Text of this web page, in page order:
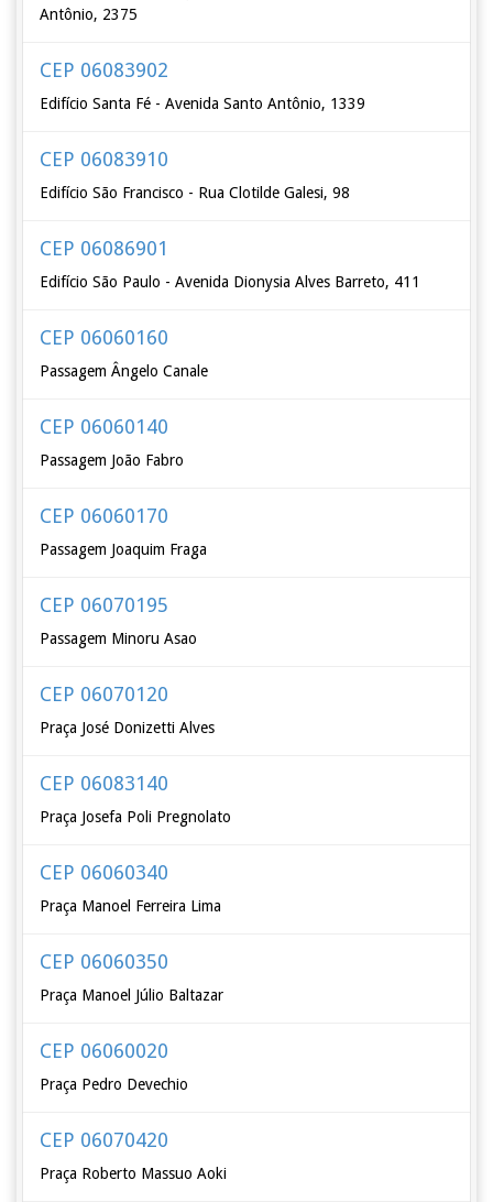
Antônio, 2375
CEP 06083902
Edifício Santa Fé - Avenida Santo Antônio, 1339
CEP 06083910
Edifício São Francisco - Rua Clotilde Galesi, 98
CEP 06086901
Edifício São Paulo - Avenida Dionysia Alves Barreto, 411
CEP 06060160
Passagem Ângelo Canale
CEP 06060140
Passagem João Fabro
CEP 06060170
Passagem Joaquim Fraga
CEP 06070195
Passagem Minoru Asao
CEP 06070120
Praça José Donizetti Alves
CEP 06083140
Praça Josefa Poli Pregnolato
CEP 06060340
Praça Manoel Ferreira Lima
CEP 06060350
Praça Manoel Júlio Baltazar
CEP 06060020
Praça Pedro Devechio
CEP 06070420
Praça Roberto Massuo Aoki